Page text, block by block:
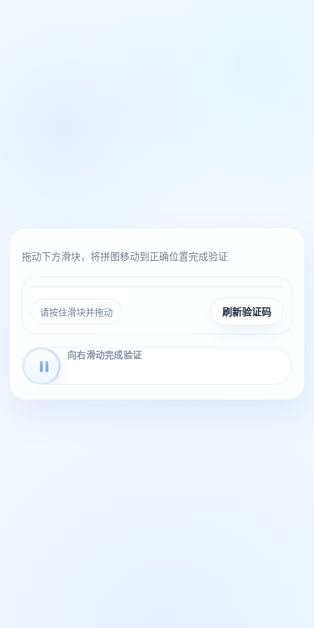
拖动下方滑块，将拼图移动到正确位置完成验证
请按住滑块并拖动 刷新验证码
向右滑动完成验证